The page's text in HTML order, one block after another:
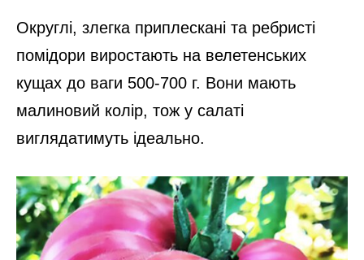
Округлі, злегка приплескані та ребристі
помідори виростають на велетенських
кущах до ваги 500-700 г. Вони мають
малиновий колір, тож у салаті
виглядатимуть ідеально.